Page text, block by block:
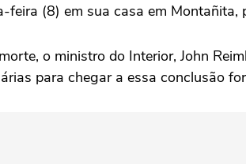
feira (8) em sua casa em Montañita,
o ministro do Interior, John
para chegar a essa conclusão